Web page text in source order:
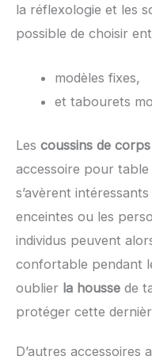
la réflexologie et les
possible de choisir
modèles fixes,
et tabourets
Les coussins de corps
accessoire pour
s’avèrent
enceintes ou les
individus peuvent
confortable pendant
oublier la housse de
protéger cette
D’autres accessoires